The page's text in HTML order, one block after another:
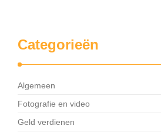
Categorieën
Algemeen
Fotografie en video
Geld verdienen